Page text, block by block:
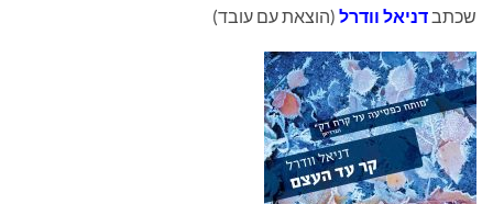
שכתב דניאל וודרל (הוצאת עם עובד)